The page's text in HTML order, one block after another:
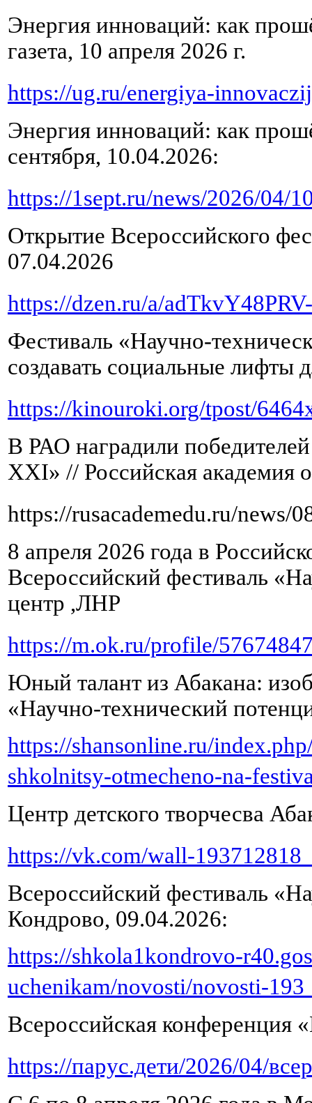
Энергия инноваций: как
газета, 10 апреля 2026 г.
https://ug.ru/energiya-
Энергия инноваций: как
сентября, 10.04.2026:
https://1sept.ru/news/2026/04/
Открытие Всероссийского
07.04.2026
https://dzen.ru/a/
Фестиваль «Научно-
создавать социальные лифты
https://kinouroki.org/tpost/
В РАО наградили
XXI» // Российская академия
https://rusacademedu.ru/news/
8 апреля 2026 года в
Всероссийский фестиваль
центр ,ЛНР
https://m.ok.ru/profile/
Юный талант из Абакана:
«Научно‑технический
https://shansonline.ru/
shkolnitsy-otmecheno-na-
Центр детского творчесва
https://vk.com/wall-
Всероссийский фестиваль
Кондрово, 09.04.2026:
https://shkola1kondrovo-
uchenikam/novosti/novosti-
Всероссийская
https://парус.дети/2026/04/